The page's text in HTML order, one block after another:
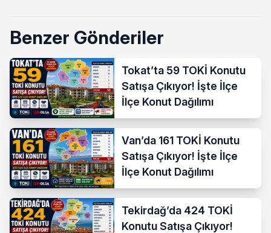
Benzer Gönderiler
Tokat’ta 59 TOKİ Konutu
Satışa Çıkıyor! İşte İlçe
İlçe Konut Dağılımı
Van’da 161 TOKİ Konutu
Satışa Çıkıyor! İşte İlçe
İlçe Konut Dağılımı
Tekirdağ’da 424 TOKİ
Konutu Satışa Çıkıyor!